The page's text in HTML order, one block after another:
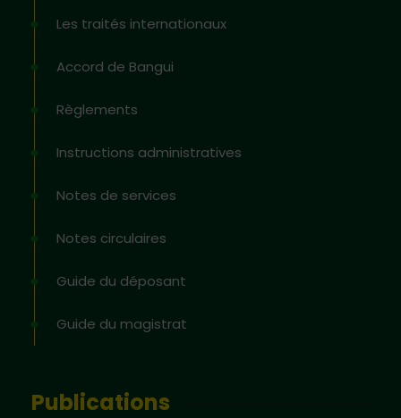
Les traités internationaux
Accord de Bangui
Règlements
Instructions administratives
Notes de services
Notes circulaires
Guide du déposant
Guide du magistrat
Publications